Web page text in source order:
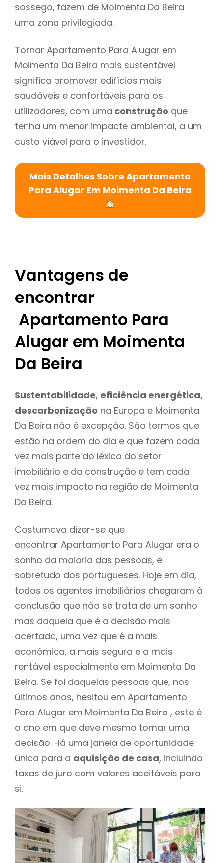
sossego, fazem de Moimenta Da Beira
uma zona privilegiada.
Tornar Apartamento Para Alugar em
Moimenta Da Beira mais sustentável
significa promover edifícios mais
saudáveis e confortáveis para os
utilizadores, com uma construção que
tenha um menor impacte ambiental, a um
custo viável para o investidor.
Mais Detalhes Sobre Apartamento
Para Alugar Em Moimenta Da Beira
Vantagens de
encontrar
Apartamento Para
Alugar em Moimenta
Da Beira
Sustentabilidade, eficiência energética,
descarbonização na Europa e Moimenta
Da Beira não é excepção. São termos que
estão na ordem do dia e que fazem cada
vez mais parte do léxico do setor
imobiliário e da construção e tem cada
vez mais impacto na região de Moimenta
Da Beira.
Costumava dizer-se que
encontrar Apartamento Para Alugar era o
sonho da maioria das pessoas, e
sobretudo dos portugueses. Hoje em dia,
todos os agentes imobiliários chegaram à
conclusão que não se trata de um sonho
mas daquela que é a decisão mais
acertada, uma vez que é a mais
económica, a mais segura e a mais
rentável especialmente em Moimenta Da
Beira. Se foi daquelas pessoas que, nos
últimos anos, hesitou em Apartamento
Para Alugar em Moimenta Da Beira , este é
o ano em que deve mesmo tomar uma
decisão. Há uma janela de oportunidade
única para a aquisição de casa, incluindo
taxas de juro com valores aceitáveis para
si.